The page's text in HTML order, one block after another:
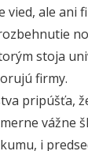
ale
stoja
firmy.
pripúšťa,
vážne
i